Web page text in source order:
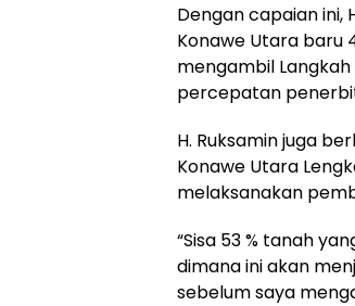
Dengan capaian ini,
Konawe Utara baru
mengambil
percepatan
H. Ruksamin juga
Konawe Utara
melaksanakan
“Sisa 53 % tanah
dimana ini akan
sebelum saya